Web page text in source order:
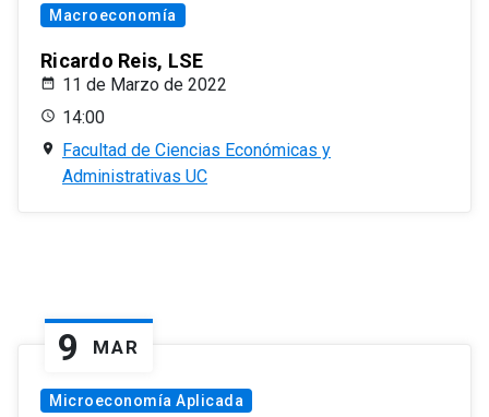
Macroeconomía
Ricardo Reis, LSE
11 de Marzo de 2022
14:00
Facultad de Ciencias Económicas y
Administrativas UC
9 MAR
Microeconomía Aplicada